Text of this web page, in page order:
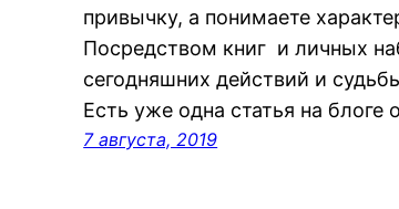
привычку, а понимаете
Посредством книг и личных
сегодняшних действий и
Есть уже одна статья на
7 августа, 2019